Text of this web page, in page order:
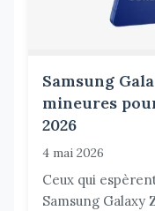
Samsung
mineures
2026
4 mai 2026
Ceux qui
Samsung Galaxy